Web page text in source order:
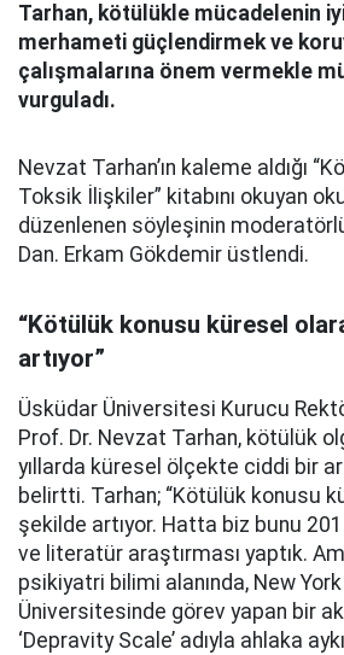
Tarhan, kötülükle mücadelenin
merhameti güçlendirmek ve
çalışmalarına önem vermekle
vurguladı.
Nevzat Tarhan’ın kaleme aldığı
Toksik İlişkiler” kitabını okuyan
düzenlenen söyleşinin
Dan. Erkam Gökdemir üstlendi.
“Kötülük konusu küresel
artıyor”
Üsküdar Üniversitesi Kurucu
Prof. Dr. Nevzat Tarhan, kötülük
yıllarda küresel ölçekte ciddi bir
belirtti. Tarhan; “Kötülük konusu
şekilde artıyor. Hatta biz bunu
ve literatür araştırması yaptık.
psikiyatri bilimi alanında, New
Üniversitesinde görev yapan bir
‘Depravity Scale’ adıyla ahlaka